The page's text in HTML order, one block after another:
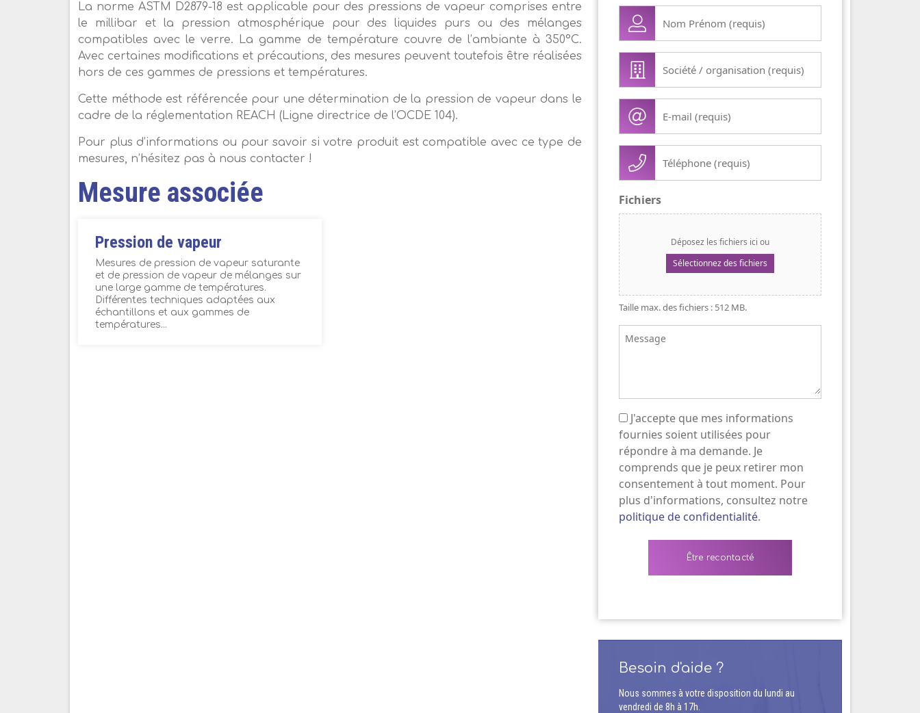
La norme ASTM D2879-18 est applicable pour des pressions de vapeur comprises entre
le millibar et la pression atmosphérique pour des liquides purs ou des mélanges
compatibles avec le verre. La gamme de température couvre de l’ambiante à 350°C.
Avec certaines modifications et précautions, des mesures peuvent toutefois être réalisées
hors de ces gammes de pressions et températures.
Cette méthode est référencée pour une détermination de la pression de vapeur dans le
cadre de la réglementation REACH (Ligne directrice de l’OCDE 104).
Pour plus d’informations ou pour savoir si votre produit est compatible avec ce type de
mesures, n’hésitez pas à nous contacter !
Mesure associée
Pression de vapeur
Mesures de pression de vapeur saturante
et de pression de vapeur de mélanges sur
une large gamme de températures.
Différentes techniques adaptées aux
échantillons et aux gammes de
températures...
Nom
Prénom
Société
organisation
(Nécessaire)
mail
Téléphone
(Nécessaire)
Fichiers
Déposez les fichiers ici ou
Sélectionnez des fichiers
Taille max. des fichiers : 512 MB.
Message
(Nécessaire)
J'accepte que mes informations
fournies soient utilisées pour
répondre à ma demande. Je
comprends que je peux retirer mon
consentement à tout moment. Pour
plus d'informations, consultez notre
politique de confidentialité.
Besoin d'aide ?
Nous sommes à votre disposition du lundi au
vendredi de 8h à 17h.